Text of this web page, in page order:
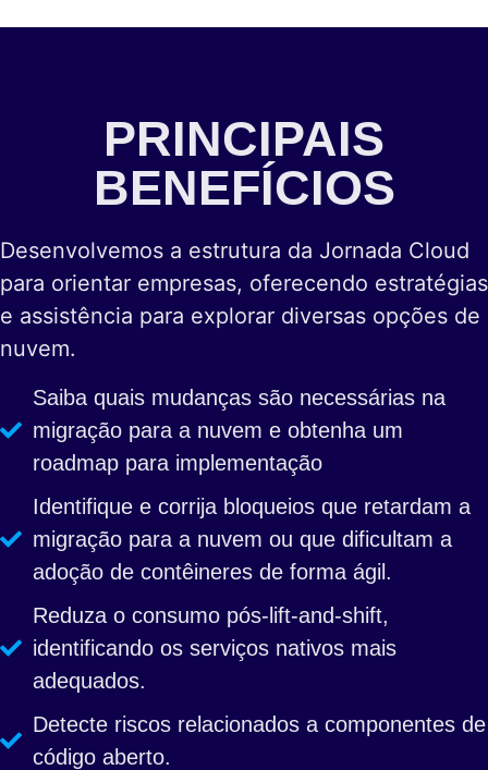
PRINCIPAIS
BENEFÍCIOS
Desenvolvemos a estrutura da Jornada Cloud
para orientar empresas, oferecendo estratégias
e assistência para explorar diversas opções de
nuvem.
Saiba quais mudanças são necessárias na
migração para a nuvem e obtenha um
roadmap para implementação
Identifique e corrija bloqueios que retardam a
migração para a nuvem ou que dificultam a
adoção de contêineres de forma ágil.
Reduza o consumo pós-lift-and-shift,
identificando os serviços nativos mais
adequados.
Detecte riscos relacionados a componentes de
código aberto.